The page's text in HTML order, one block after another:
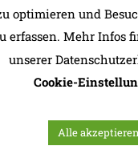
optimieren und
erfassen. Mehr Infos
unserer
Cookie-
Alle akzeptieren